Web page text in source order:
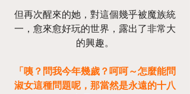
但再次醒來的她，對這個幾乎被魔族統
一，愈來愈好玩的世界，露出了非常大
的興趣。
「咦？問我今年幾歲？呵呵～怎麼能問
淑女這種問題呢，那當然是永遠的十八